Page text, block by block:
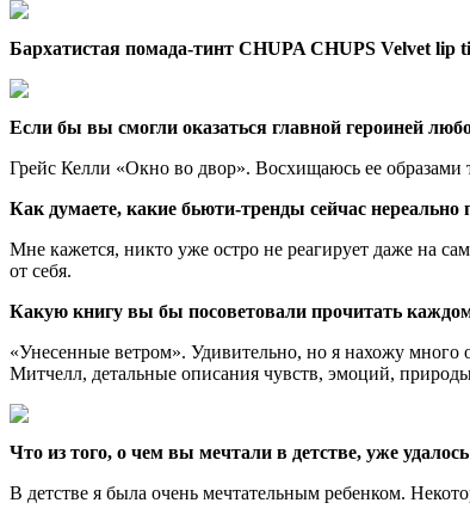
Бархатистая помада-тинт CHUPA CHUPS Velvet lip
Если бы вы смогли оказаться главной героиней
Грейс Келли «Окно во двор». Восхищаюсь ее
Как думаете, какие бьюти-тренды сейчас нереально
Мне кажется, никто уже остро не реагирует даже на
от себя.
Какую книгу вы бы посоветовали прочитать
«Унесенные ветром». Удивительно, но я нахожу
Митчелл, детальные описания чувств, эмоций,
Что из того, о чем вы мечтали в детстве, уже
В детстве я была очень мечтательным ребенком.